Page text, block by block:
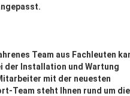
Team aus Fachleuten
der Installation und Wartung
mit der neuesten
Team steht Ihnen rund um